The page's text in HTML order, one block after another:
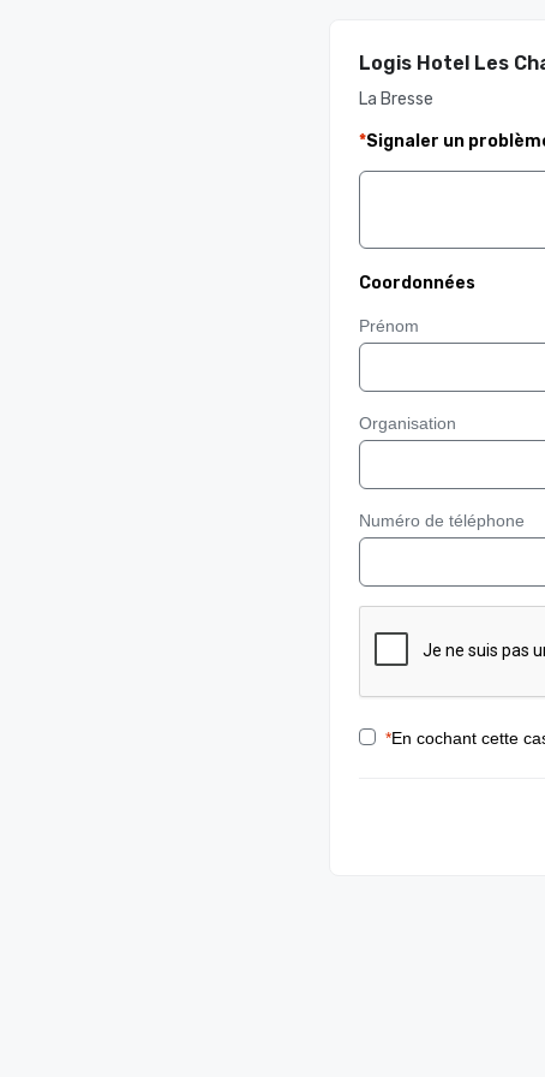
Logis Hotel Les
La Bresse
*Signaler un
Coordonnées
Prénom
Organisation
Numéro de téléphone
*En cochant cette